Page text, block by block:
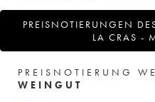
PREISNOTIERUNGEN
LA CRAS -
PREISNOTIERUNG
WEINGUT